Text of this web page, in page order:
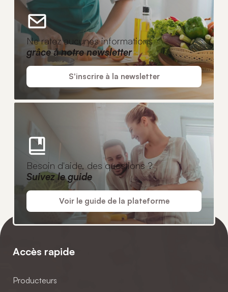
Ne ratez aucunes informations
grâce à notre newsletter
S'inscrire à la newsletter
Besoin d'aide, des questions ?
Suivez le guide
Voir le guide de la plateforme
Accès rapide
Producteurs